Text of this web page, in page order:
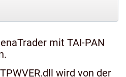
mit TAI-PAN
wird von der